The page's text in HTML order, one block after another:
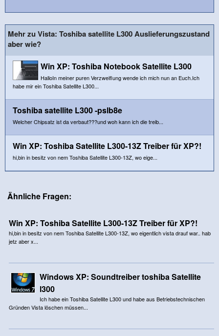
Mehr zu Vista: Toshiba satellite L300 Auslieferungszustand
aber wie?
Win XP: Toshiba Notebook Satellite L300
HalloIn meiner puren Verzweiflung wende ich mich nun an Euch.Ich
habe mir ein Toshiba Satellite L300...
Toshiba satellite L300 -pslb8e
Welcher Chipsatz ist da verbaut???und woh kann ich die treib...
Win XP: Toshiba Satellite L300-13Z Treiber für XP?!
hi,bin in besitz von nem Toshiba Satellite L300-13Z, wo eige...
Ähnliche Fragen:
Win XP: Toshiba Satellite L300-13Z Treiber für XP?!
hi,bin in besitz von nem Toshiba Satellite L300-13Z, wo eigentlich vista drauf war.. hab
jetz aber x...
Windows XP: Soundtreiber toshiba Satellite
l300
Ich habe ein Toshiba Satellite L300 und habe aus Betriebstechnischen
Gründen Vista löschen müssen...